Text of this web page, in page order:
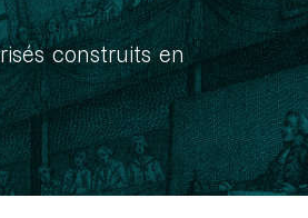
construits en